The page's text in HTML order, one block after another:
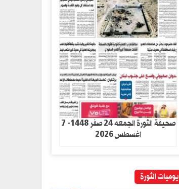
صحيفة الثورة الجمعه 24 صفر 1448- 7
اغسطس 2026
يوميات الثورة